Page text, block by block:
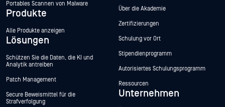
Portables Scannen von Malware
Produkte
Alle Produkte anzeigen
Lösungen
Schützen Sie die Daten, die KI und
Analytik antreiben
Patch Management
Secure Beweismittel für die
Strafverfolgung
Über die Akademie
Zertifizierungen
Schulung vor Ort
Stipendienprogramm
Autorisiertes Schulungsprogramm
Ressourcen
Unternehmen